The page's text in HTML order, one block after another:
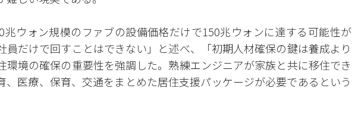
兆ウォン規模のファブの設備価格だけで150兆ウォンに達する可能性が
員だけで回すことはできない」と述べ、「初期人材確保の鍵は養成より
環境の確保の重要性を強調した。熟練エンジニアが家族と共に移住でき
、医療、保育、交通をまとめた居住支援パッケージが必要であるという